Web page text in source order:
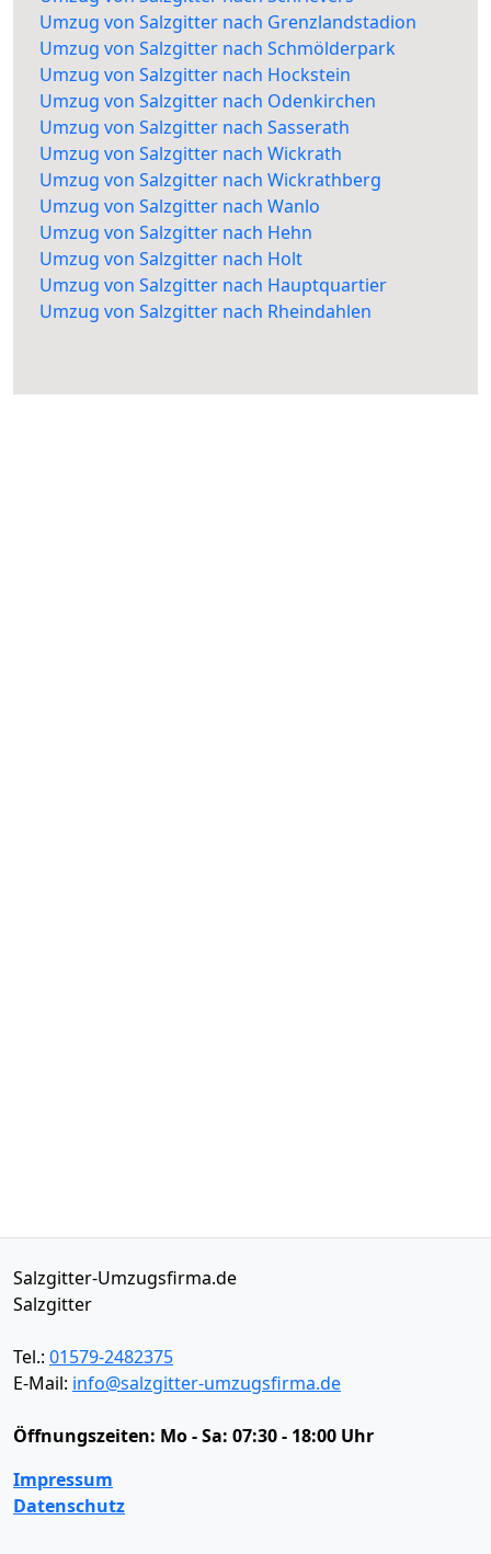
Umzug von Salzgitter nach Grenzlandstadion
Umzug von Salzgitter nach Schmölderpark
Umzug von Salzgitter nach Hockstein
Umzug von Salzgitter nach Odenkirchen
Umzug von Salzgitter nach Sasserath
Umzug von Salzgitter nach Wickrath
Umzug von Salzgitter nach Wickrathberg
Umzug von Salzgitter nach Wanlo
Umzug von Salzgitter nach Hehn
Umzug von Salzgitter nach Holt
Umzug von Salzgitter nach Hauptquartier
Umzug von Salzgitter nach Rheindahlen
Salzgitter-Umzugsfirma.de
Salzgitter
Tel.: 01579-2482375
E-Mail: info@salzgitter-umzugsfirma.de
Öffnungszeiten: Mo - Sa: 07:30 - 18:00 Uhr
Impressum
Datenschutz